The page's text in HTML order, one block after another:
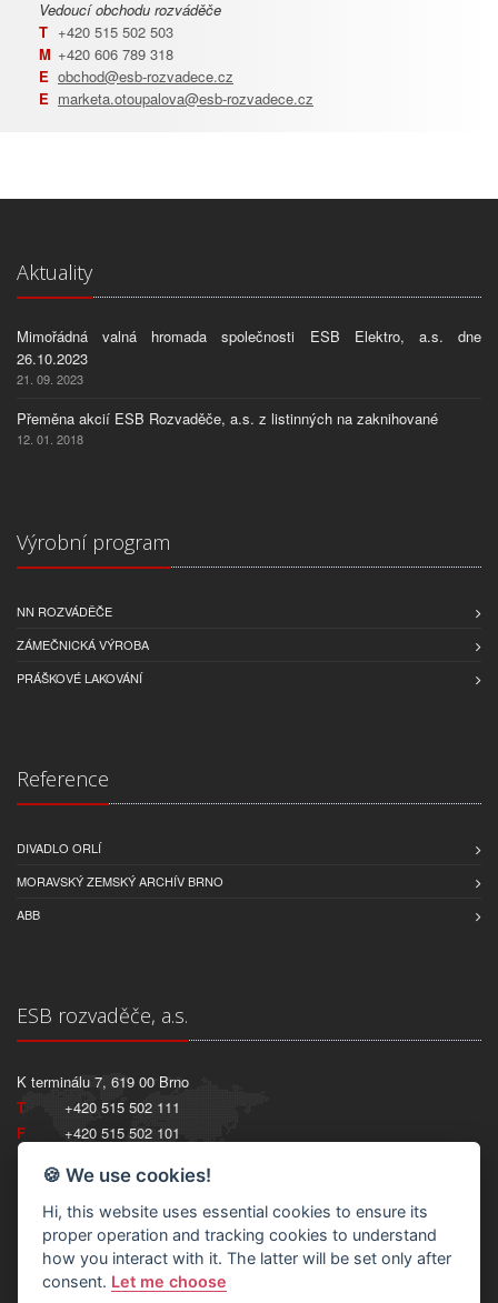
Vedoucí obchodu rozváděče
T +420 515 502 503
M +420 606 789 318
E obchod@esb-rozvadece.cz
E marketa.otoupalova@esb-rozvadece.cz
Aktuality
Mimořádná valná hromada společnosti ESB Elektro, a.s. dne
26.10.2023
21. 09. 2023
Přeměna akcií ESB Rozvaděče, a.s. z listinných na zaknihované
12. 01. 2018
Výrobní program
NN ROZVÁDĚČE
ZÁMEČNICKÁ VÝROBA
PRÁŠKOVÉ LAKOVÁNÍ
Reference
DIVADLO ORLÍ
MORAVSKÝ ZEMSKÝ ARCHÍV BRNO
ABB
ESB rozvaděče, a.s.
K terminálu 7, 619 00 Brno
T
+420 515 502 111
F
+420 515 502 101
DIČ:
CZ27749690
🍪 We use cookies!
Hi, this website uses essential cookies to ensure its
proper operation and tracking cookies to understand
how you interact with it. The latter will be set only after
consent. Let me choose